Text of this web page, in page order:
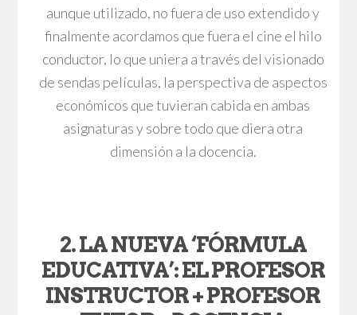
aunque utilizado, no fuera de uso extendido y
finalmente acordamos que fuera el cine el hilo
conductor, lo que uniera a través del visionado
de sendas películas, la perspectiva de aspectos
económicos que tuvieran cabida en ambas
asignaturas y sobre todo que diera otra
dimensión a la docencia.
2. LA NUEVA ‘FÓRMULA
EDUCATIVA’: EL PROFESOR
INSTRUCTOR + PROFESOR